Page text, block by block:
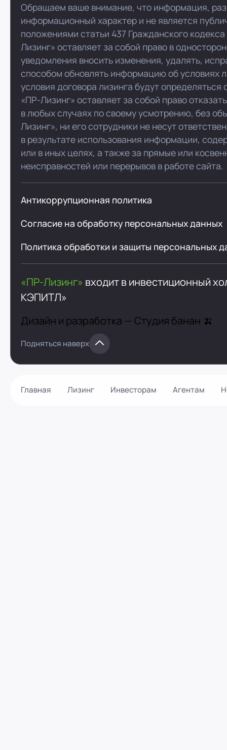
Главная Лизинг Инвесторам Агентам
Обращаем ваше внимание, что информация,
информационный характер и не является
положениями статьи 437 Гражданского
Лизинг» оставляет за собой право в
уведомления вносить изменения, удалять,
способом обновлять информацию об условиях
условия договора лизинга будут
«ПР-Лизинг» оставляет за собой право
в любых случаях по своему усмотрению, без
Лизинг», ни его сотрудники не несут
в результате использования информации,
или в иных целях, а также за прямые или
неисправностей или перерывов в работе сайта.
Антикоррупционная политика
Согласие на обработку персональных данных
Политика обработки и защиты персональных
«ПР-Лизинг» входит в инвестиционный
КЭПИТЛ»
Дизайн и разработка — Студия банан 🍌
Подняться наверх